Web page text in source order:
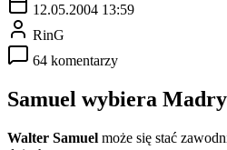
12.05.2004 13:59
RinG
64 komentarzy
Samuel wybiera
Walter Samuel może się stać